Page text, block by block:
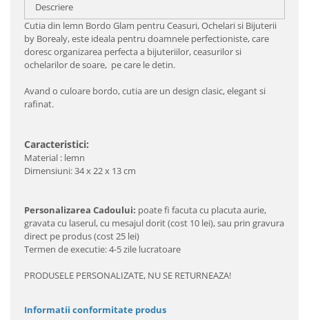
Descriere
Cutia din lemn Bordo Glam pentru Ceasuri, Ochelari si Bijuterii
by Borealy, este ideala pentru doamnele perfectioniste, care
doresc organizarea perfecta a bijuteriilor, ceasurilor si
ochelarilor de soare, pe care le detin.
Avand o culoare bordo, cutia are un design clasic, elegant si
rafinat.
Caracteristici:
Material : lemn
Dimensiuni: 34 x 22 x 13 cm
Personalizarea Cadoului: poate fi facuta cu placuta aurie,
gravata cu laserul, cu mesajul dorit (cost 10 lei), sau prin gravura
direct pe produs (cost 25 lei)
Termen de executie: 4-5 zile lucratoare
PRODUSELE PERSONALIZATE, NU SE RETURNEAZA!
Informatii conformitate produs